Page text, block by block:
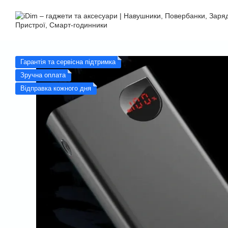
Гарантія та сервісна підтримка
Зручна оплата
Відправка кожного дня